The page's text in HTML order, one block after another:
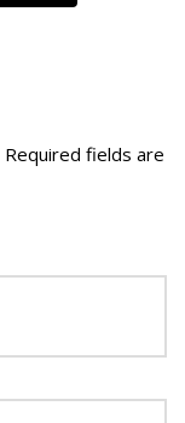
Required fields are